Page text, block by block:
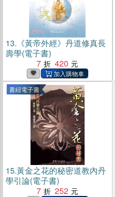
13. 《黃帝外經》丹道修真長
壽學(電子書)
7
420
書紐電子書
15.黃金之花的秘密道教內丹
學引論(電子書)
7
252